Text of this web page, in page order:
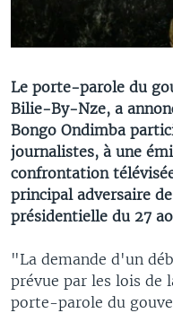
Le porte-parole du
Bilie-By-Nze, a
Bongo Ondimba
journalistes, à une
confrontation
principal adversaire
présidentielle du 27
"La demande d'un
prévue par les lois de
porte-parole du